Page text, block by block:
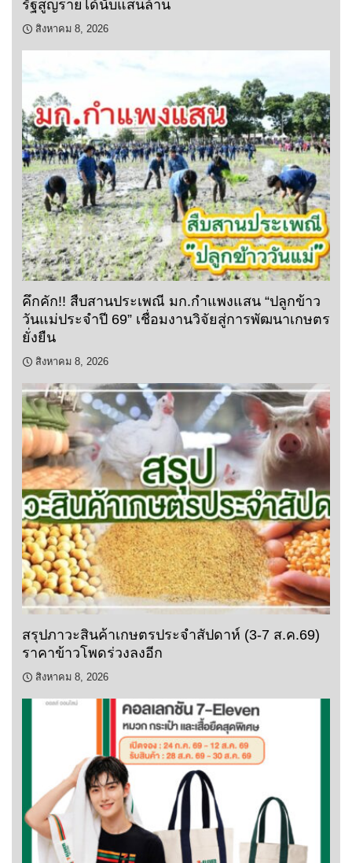
รัฐสูญรายได้นับแสนล้าน
สิงหาคม 8, 2026
คึกคัก!! สืบสานประเพณี มก.กำแพงแสน “ปลูกข้าว
วันแม่ประจำปี 69” เชื่อมงานวิจัยสู่การพัฒนาเกษตร
ยั่งยืน
สิงหาคม 8, 2026
สรุปภาวะสินค้าเกษตรประจำสัปดาห์ (3-7 ส.ค.69)
ราคาข้าวโพดร่วงลงอีก
สิงหาคม 8, 2026